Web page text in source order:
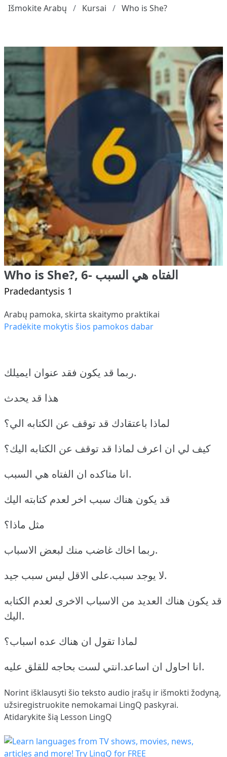
Išmokite Arabų Kursai Who is She?
Who is She?, 6- الفتاه هي السبب
Pradedantysis 1
Arabų pamoka, skirta skaitymo praktikai
Pradėkite mokytis šios pamokos dabar
ربما قد يكون فقد عنوان ايميلك.
هذا قد يحدث
لماذا باعتقادك قد توقف عن الكتابه الي؟
كيف لي ان اعرف لماذا قد توقف عن الكتابه اليك؟
انا متاكده ان الفتاه هي السبب.
قد يكون هناك سبب اخر لعدم كتابته اليك
مثل ماذا؟
ربما اخاك غاضب منك لبعض الاسباب.
لا يوجد سبب.على الاقل ليس سبب جيد.
قد يكون هناك العديد من الاسباب الاخرى لعدم الكتابه
اليك.
لماذا تقول ان هناك عده اسباب؟
انا احاول ان اساعد.انتي لست بحاجه للقلق عليه.
Norint išklausyti šio teksto audio įrašų ir išmokti žodyną,
užsiregistruokite nemokamai LingQ paskyrai.
Atidarykite šią Lesson LingQ